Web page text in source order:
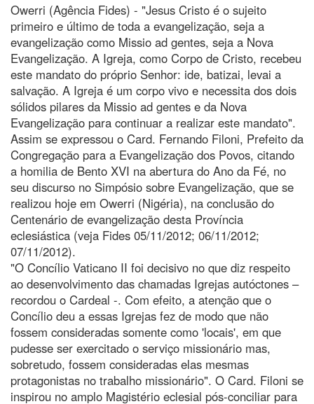
Owerri (Agência Fides) - "Jesus Cristo é o sujeito
primeiro e último de toda a evangelização, seja a
evangelização como Missio ad gentes, seja a Nova
Evangelização. A Igreja, como Corpo de Cristo, recebeu
este mandato do próprio Senhor: ide, batizai, levai a
salvação. A Igreja é um corpo vivo e necessita dos dois
sólidos pilares da Missio ad gentes e da Nova
Evangelização para continuar a realizar este mandato".
Assim se expressou o Card. Fernando Filoni, Prefeito da
Congregação para a Evangelização dos Povos, citando
a homilia de Bento XVI na abertura do Ano da Fé, no
seu discurso no Simpósio sobre Evangelização, que se
realizou hoje em Owerri (Nigéria), na conclusão do
Centenário de evangelização desta Província
eclesiástica (veja Fides 05/11/2012; 06/11/2012;
07/11/2012).
"O Concílio Vaticano II foi decisivo no que diz respeito
ao desenvolvimento das chamadas Igrejas autóctones –
recordou o Cardeal -. Com efeito, a atenção que o
Concílio deu a essas Igrejas fez de modo que não
fossem consideradas somente como 'locais', em que
pudesse ser exercitado o serviço missionário mas,
sobretudo, fossem consideradas elas mesmas
protagonistas no trabalho missionário". O Card. Filoni se
inspirou no amplo Magistério eclesial pós-conciliar para